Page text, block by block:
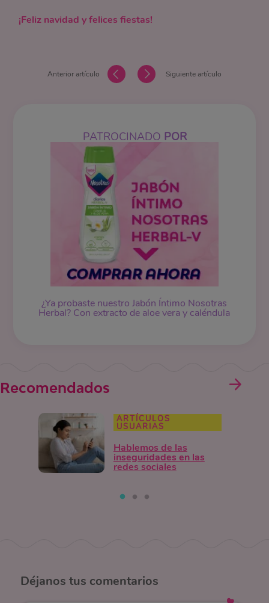
¡Feliz navidad y felices fiestas!
Anterior artículo Siguiente artículo
PATROCINADO POR
¿Ya probaste nuestro Jabón Íntimo Nosotras
Herbal? Con extracto de aloe vera y caléndula
Recomendados
ARTÍCULOS
USUARIAS
Hablemos de las
inseguridades en las
redes sociales
Déjanos tus comentarios